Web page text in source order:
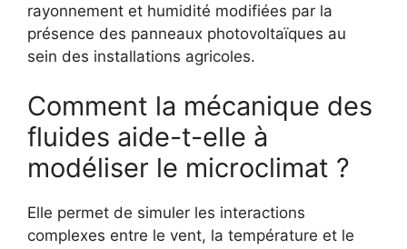
rayonnement et humidité modifiées par la
présence des panneaux photovoltaïques au
sein des installations agricoles.
Comment la mécanique des
fluides aide-t-elle à
modéliser le microclimat ?
Elle permet de simuler les interactions
complexes entre le vent, la température et le